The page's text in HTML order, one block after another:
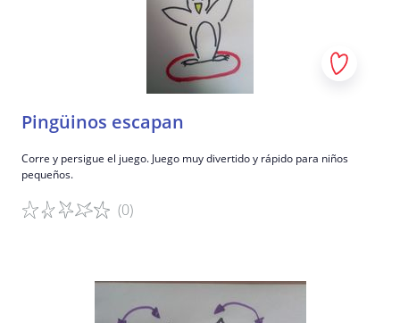
Pingüinos escapan
Corre y persigue el juego. Juego muy divertido y rápido para niños
pequeños.
(0)